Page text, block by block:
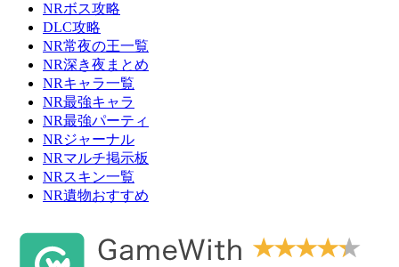
NRボス攻略
DLC攻略
NR常夜の王一覧
NR深き夜まとめ
NRキャラ一覧
NR最強キャラ
NR最強パーティ
NRジャーナル
NRマルチ掲示板
NRスキン一覧
NR遺物おすすめ